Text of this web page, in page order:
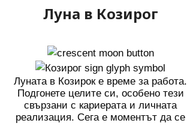
Луна в Козирог
Луната в Козирок е време за работа.
Подгонете целите си, особено тези
свързани с кариерата и личната
реализация. Сега е моментът да се